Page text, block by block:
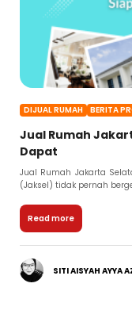
DIJUAL RUMAH BERITA
Jual Rumah
Dapat
Jual Rumah Jakarta
(Jaksel) tidak pernah
Read more
SITI AISYAH AYYA